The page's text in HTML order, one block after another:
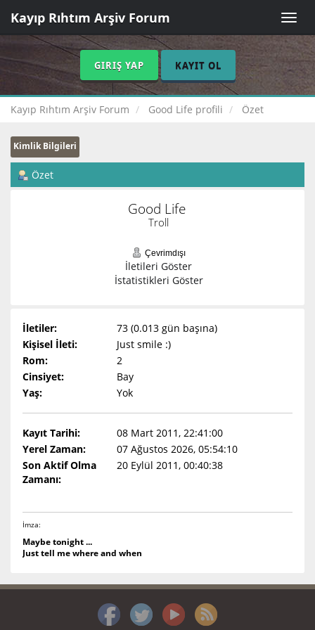
Toggle
Kayıp Rıhtım Arşiv Forum
GIRIŞ YAP KAYIT OL
Kayıp Rıhtım Arşiv Forum Good Life profili Özet
Kimlik Bilgileri
Özet
Good Life
Troll
Çevrimdışı
İletileri Göster
İstatistikleri Göster
İletiler:
73 (0.013 gün başına)
Kişisel İleti:
Just smile :)
Rom:
2
Cinsiyet:
Bay
Yaş:
Yok
Kayıt Tarihi:
08 Mart 2011, 22:41:00
Yerel Zaman:
07 Ağustos 2026, 05:54:10
Son Aktif Olma
Zamanı:
20 Eylül 2011, 00:40:38
İmza:
Maybe tonight ...
Just tell me where and when